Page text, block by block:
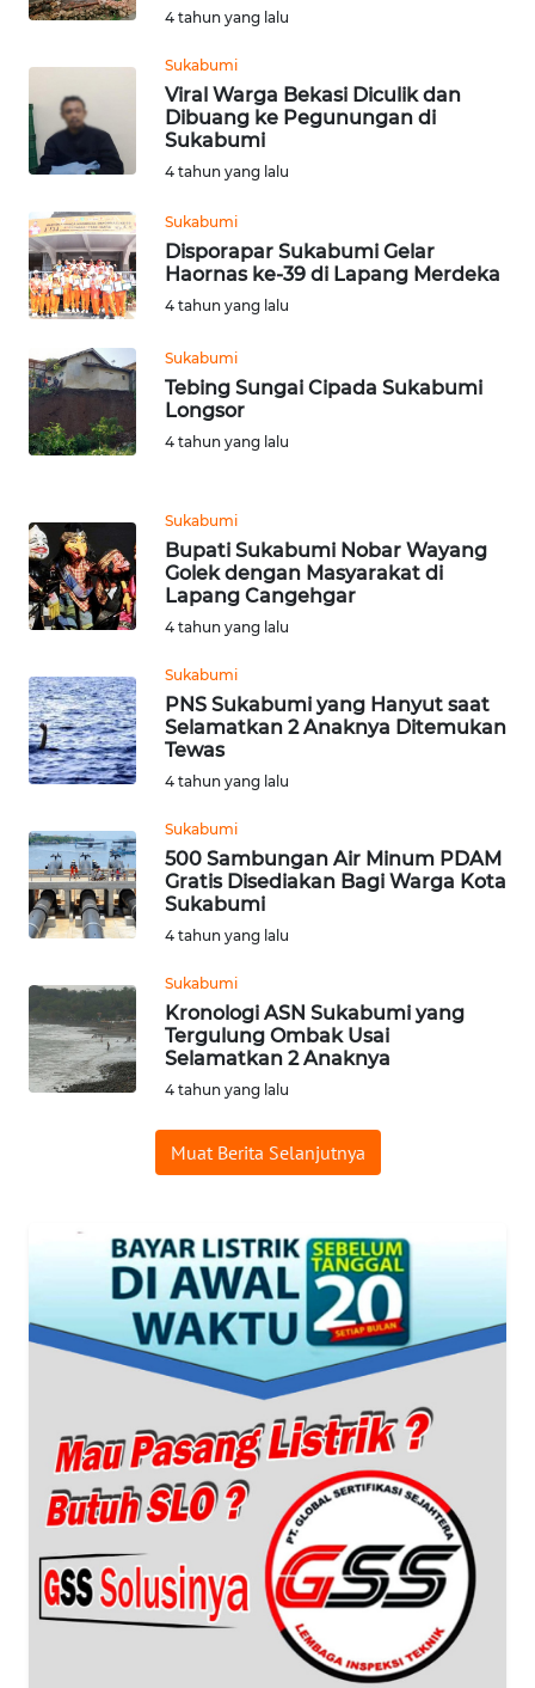
4 tahun yang lalu
Sukabumi
Viral Warga Bekasi Diculik dan
Dibuang ke Pegunungan di
Sukabumi
4 tahun yang lalu
Sukabumi
Disporapar Sukabumi Gelar
Haornas ke-39 di Lapang Merdeka
4 tahun yang lalu
Sukabumi
Tebing Sungai Cipada Sukabumi
Longsor
4 tahun yang lalu
Sukabumi
Bupati Sukabumi Nobar Wayang
Golek dengan Masyarakat di
Lapang Cangehgar
4 tahun yang lalu
Sukabumi
PNS Sukabumi yang Hanyut saat
Selamatkan 2 Anaknya Ditemukan
Tewas
4 tahun yang lalu
Sukabumi
500 Sambungan Air Minum PDAM
Gratis Disediakan Bagi Warga Kota
Sukabumi
4 tahun yang lalu
Sukabumi
Kronologi ASN Sukabumi yang
Tergulung Ombak Usai
Selamatkan 2 Anaknya
4 tahun yang lalu
Muat Berita Selanjutnya
WN
WN
LIKUPANG
LABUANBAJO
WN
BORNEO
Wahana
Media
Group
WAHANA
WAHANA
TANI
WAHANA
INFRASTRUKTUR
KONSUMEN
WAHANA
LISTRIK
WAHANA
TRAVEL
WAHANA
WAHANANEWS
WAHANANEWS
WAHANA
SPORT
WAHANA
UMKM
WAHANA